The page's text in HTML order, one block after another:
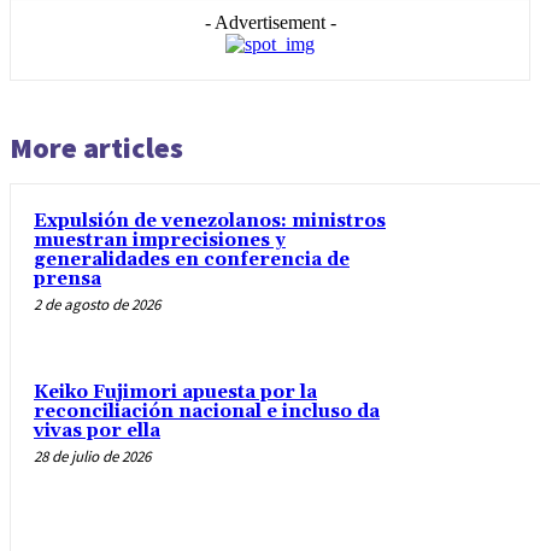
- Advertisement -
More articles
Expulsión de venezolanos: ministros
muestran imprecisiones y
generalidades en conferencia de
prensa
2 de agosto de 2026
Keiko Fujimori apuesta por la
reconciliación nacional e incluso da
vivas por ella
28 de julio de 2026